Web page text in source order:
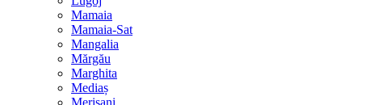
Mamaia
Mamaia-Sat
Mangalia
Mărgău
Marghita
Mediaș
Merișani